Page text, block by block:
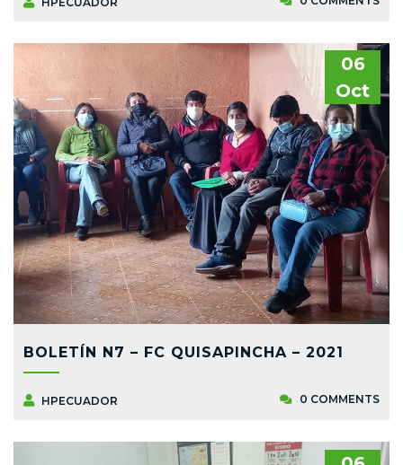
06
Oct
BOLETÍN N7 – FC QUISAPINCHA – 2021
HPECUADOR 0 COMMENTS